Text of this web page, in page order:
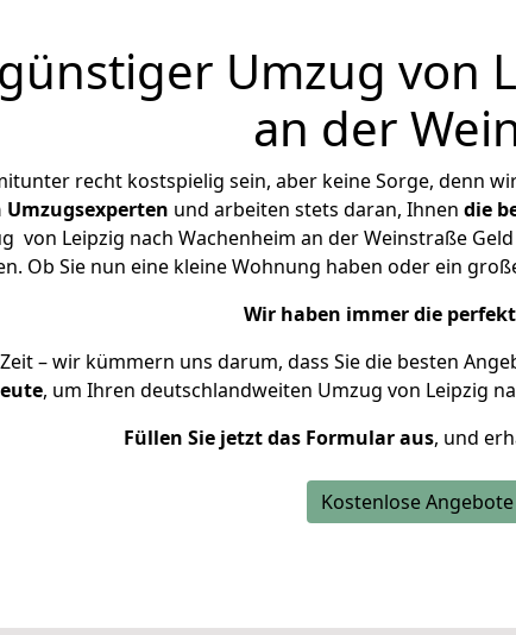
Umzug von
an der
recht kostspielig sein, aber keine Sorge, denn
und arbeiten stets daran, Ihnen die
von Leipzig nach Wachenheim an der Weinstraße
Ob Sie nun eine kleine Wohnung haben oder ein
Wir haben immer die
– wir kümmern uns darum, dass Sie die besten
, um Ihren deutschlandweiten Umzug von Leipzig
Füllen Sie jetzt das Formular aus, und
Kostenlose